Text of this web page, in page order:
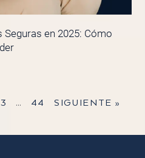
en 2025: Cómo
3 … 44 SIGUIENTE »